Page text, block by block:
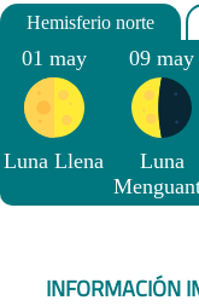
01 may
Luna Llena
09 may
Luna
INFORMACIÓN